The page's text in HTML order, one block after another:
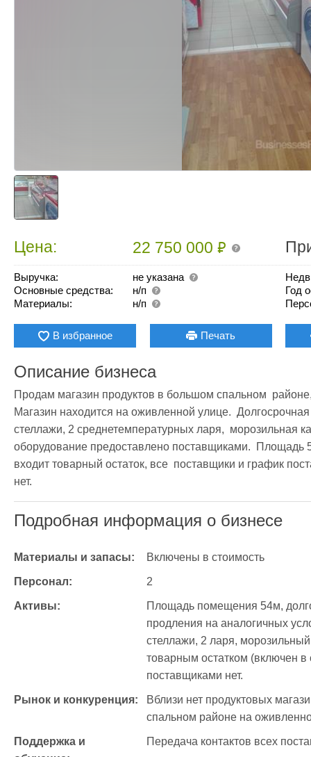
Цена: 22 750 000₽
Выручка:
не указана
Основные средства:
н/п
Материалы:
н/п
Год
В избранное Печать
Описание бизнеса
Продам магазин продуктов в большом спальном
Магазин находится на оживленной улице.
стеллажи, 2 среднетемпературных ларя,  морозильная
оборудование предоставлено поставщиками.  Площадь
входит товарный остаток, все  поставщики и график
нет.
Подробная информация о бизнесе
Материалы и запасы: Включены в стоимость
Персонал: 2
Активы:
Площадь помещения 54м,
продления на аналогичных
стеллажи, 2 ларя,
товарным остатком (включен
поставщиками нет.
Рынок и конкуренция:
Вблизи нет продуктовых
спальном районе на
Поддержка и
Передача контактов всех